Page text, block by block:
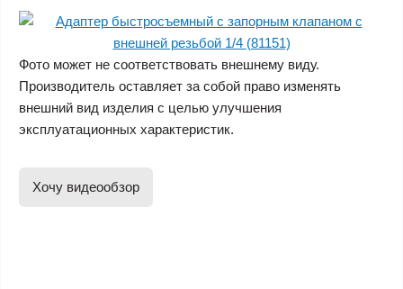
Фото может не соответствовать внешнему виду.
Производитель оставляет за собой право изменять
внешний вид изделия с целью улучшения
эксплуатационных характеристик.
Хочу видеообзор